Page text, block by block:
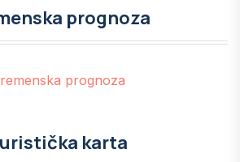
prognoza
prognoza
karta